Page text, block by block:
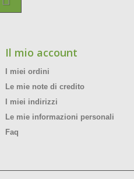
Il mio account
I miei ordini
Le mie note di credito
I miei indirizzi
Le mie informazioni personali
Faq